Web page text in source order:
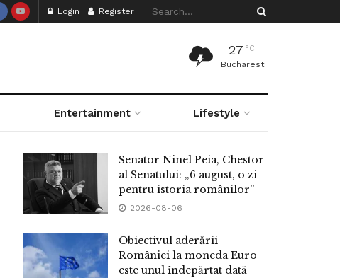
Login Register
27 °C
Bucharest
Entertainment Lifestyle
Senator Ninel Peia, Chestor
al Senatului: „6 august, o zi
pentru istoria românilor”
2026-08-06
Obiectivul aderării
României la moneda Euro
este unul îndepărtat dată